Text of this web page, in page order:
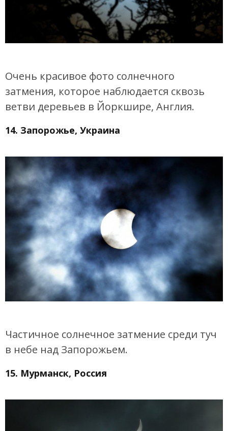
Очень красивое фото солнечного
затмения, которое наблюдается сквозь
ветви деревьев в Йоркшире, Англия.
14. Запорожье, Украина
Частичное солнечное затмение среди туч
в небе над Запорожьем.
15. Мурманск, Россия